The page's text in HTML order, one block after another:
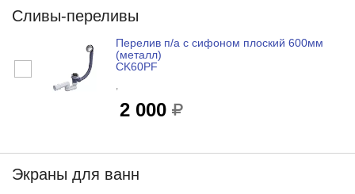
Сливы-переливы
Перелив п/а с сифоном плоский 600мм
(металл)
CK60PF
,
2 000
Экраны для ванн